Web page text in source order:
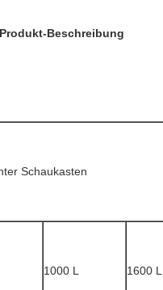
Produkt-Beschreibung
Schaukasten
1000 L 1600 L